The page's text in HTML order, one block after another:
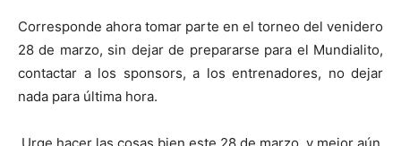
Corresponde ahora tomar parte en el torneo del venidero
28 de marzo, sin dejar de prepararse para el Mundialito,
contactar a los sponsors, a los entrenadores, no dejar
nada para última hora.
Urge hacer las cosas bien este 28 de marzo, y mejor aún